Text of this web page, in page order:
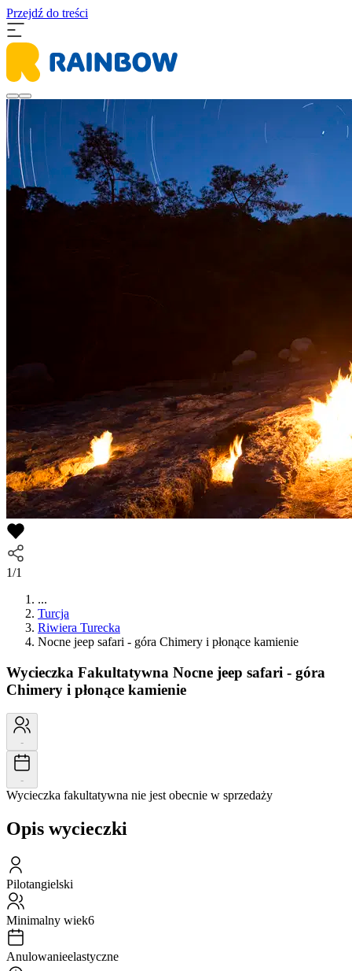
Przejdź do treści
1/1
...
Turcja
Riwiera Turecka
Nocne jeep safari - góra Chimery i płonące kamienie
Wycieczka Fakultatywna Nocne jeep safari - góra
Chimery i płonące kamienie
-
-
Wycieczka fakultatywna nie jest obecnie w sprzedaży
Opis wycieczki
Pilotangielski
Minimalny wiek6
Anulowanieelastyczne